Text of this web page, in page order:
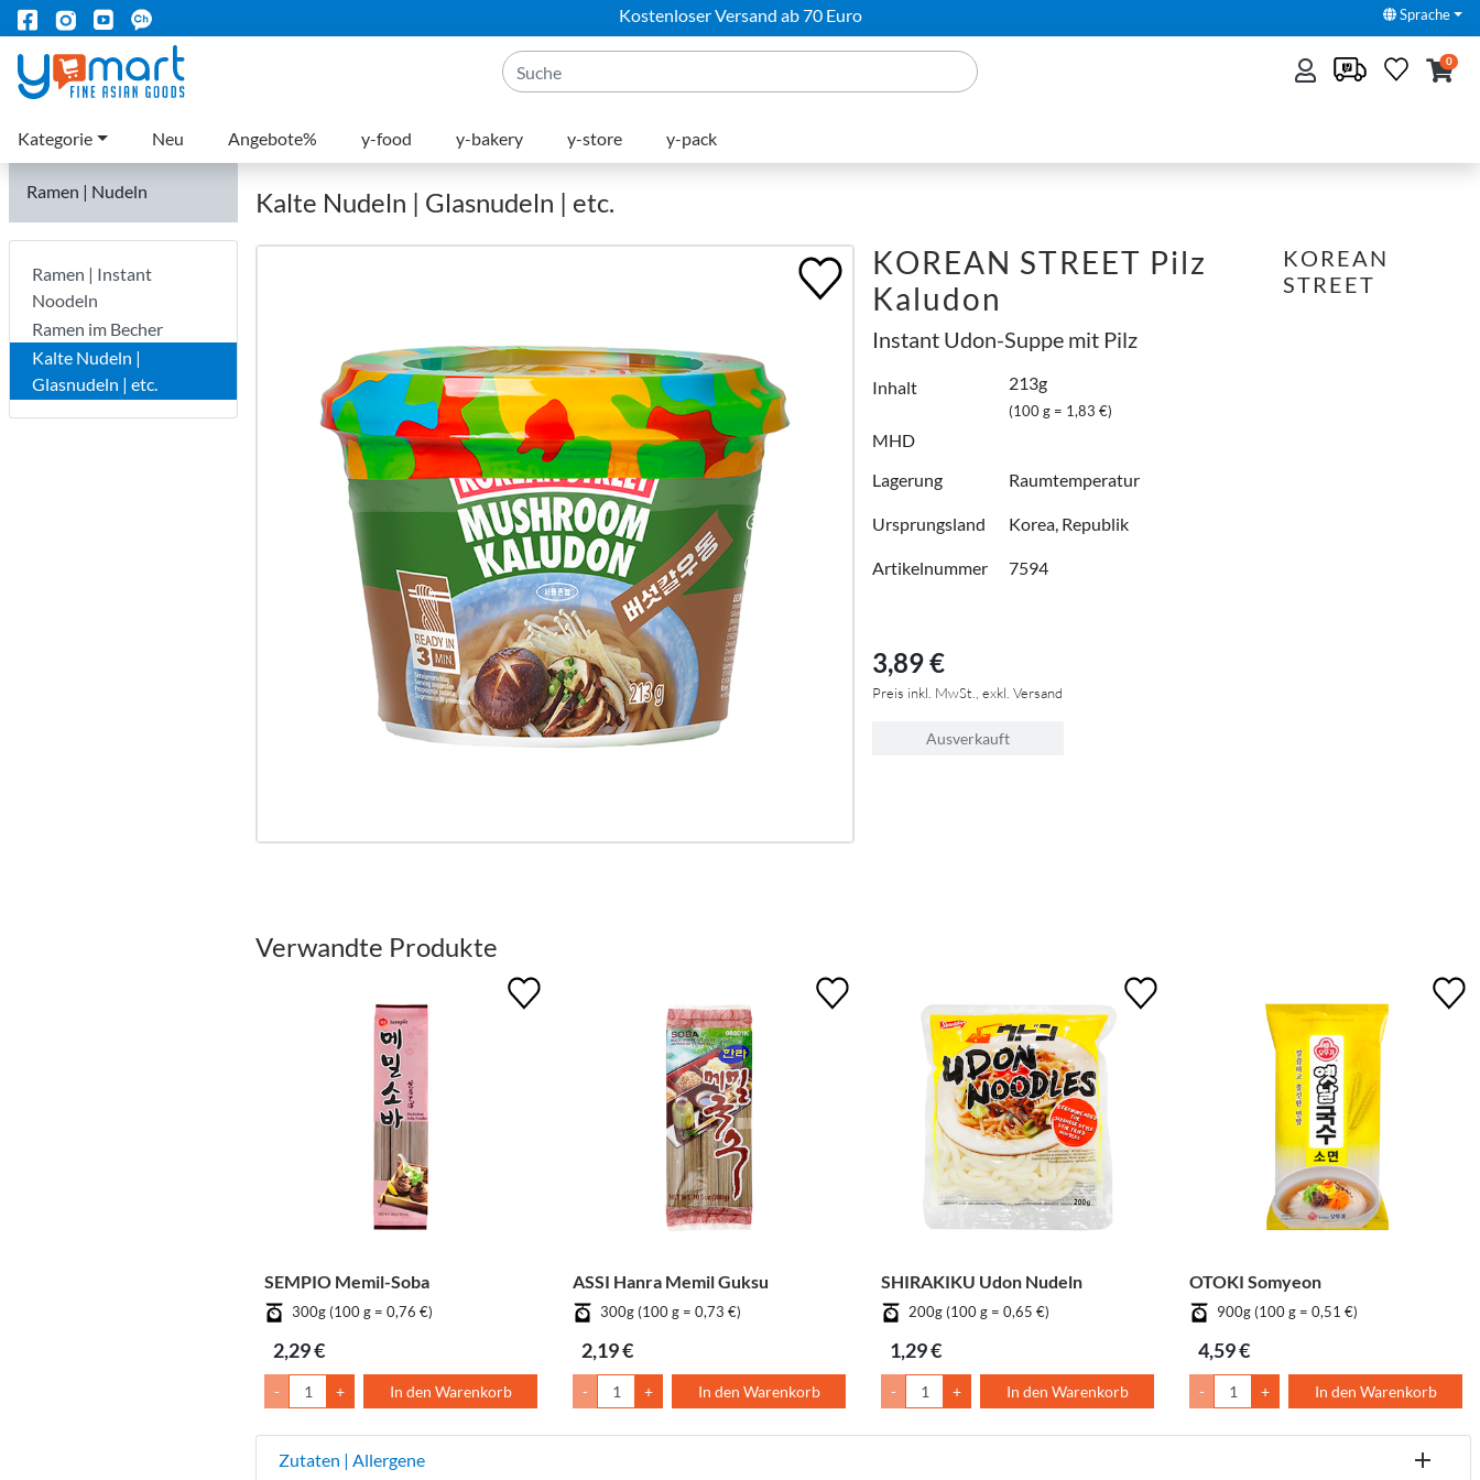
Kostenloser Versand ab 70 Euro Sprache
0
Kategorie Neu Angebote% y-food y-bakery y-store y-pack
Ramen | Nudeln
Ramen | Instant
Noodeln
Ramen im Becher
Kalte Nudeln |
Glasnudeln | etc.
Kalte Nudeln | Glasnudeln | etc.
KOREAN STREET Pilz
Kaludon
Instant Udon-Suppe mit Pilz
Inhalt 213g
(100 g = 1,83 €)
MHD
Lagerung
Raumtemperatur
Ursprungsland Korea, Republik
Artikelnummer 7594
KOREAN
STREET
3,89 €
Preis inkl. MwSt., exkl. Versand
Ausverkauft
Verwandte Produkte
SEMPIO Memil-Soba
300g (100 g = 0,76 €)
2,29 €
- + In den Warenkorb
ASSI Hanra Memil Guksu
300g (100 g = 0,73 €)
2,19 €
- + In den Warenkorb
SHIRAKIKU Udon Nudeln
200g (100 g = 0,65 €)
1,29 €
- + In den Warenkorb
OTOKI Somyeon
900g (100 g = 0,51 €)
4,59 €
- + In den Warenkorb
Zutaten | Allergene